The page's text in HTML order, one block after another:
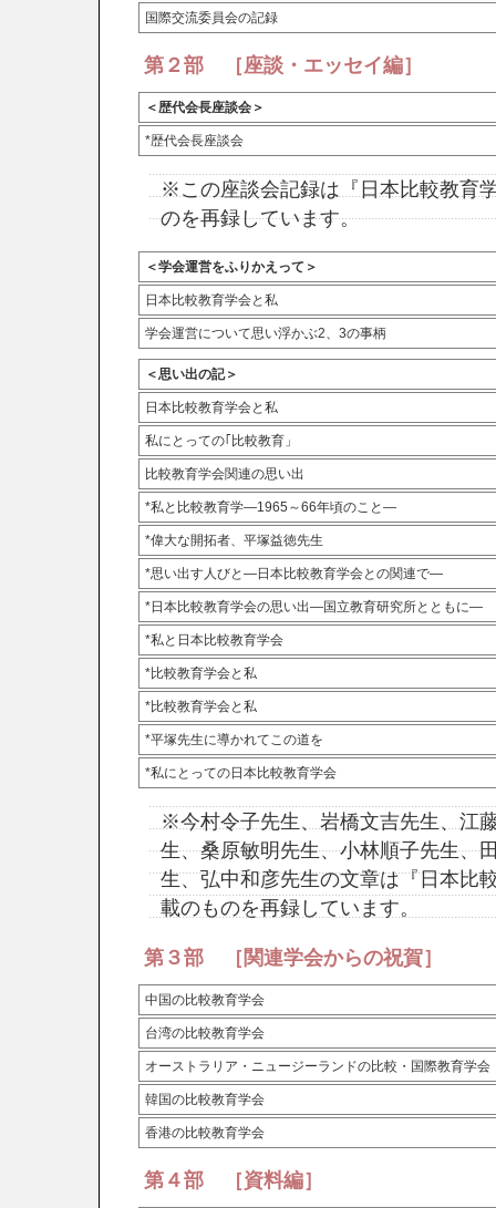
国際交流委員会の記録
第２部 ［座談・エッセイ編］
＜歴代会長座談会＞
*歴代会長座談会
※この座談会記録は『日本比較教育
のを再録しています。
＜学会運営をふりかえって＞
日本比較教育学会と私
学会運営について思い浮かぶ2、3の事柄
＜思い出の記＞
日本比較教育学会と私
私にとっての｢比較教育」
比較教育学会関連の思い出
*私と比較教育学―1965～66年頃のこと―
*偉大な開拓者、平塚益徳先生
*思い出す人びと―日本比較教育学会との関連で―
*日本比較教育学会の思い出―国立教育研究所とともに―
*私と日本比較教育学会
*比較教育学会と私
*比較教育学会と私
*平塚先生に導かれてこの道を
*私にとっての日本比較教育学会
※今村令子先生、岩橋文吉先生、江
生、桑原敏明先生、小林順子先生、
生、弘中和彦先生の文章は『日本比
載のものを再録しています。
第３部 ［関連学会からの祝賀］
中国の比較教育学会
台湾の比較教育学会
オーストラリア・ニュージーランドの比較・国際教育学会
韓国の比較教育学会
香港の比較教育学会
第４部 ［資料編］